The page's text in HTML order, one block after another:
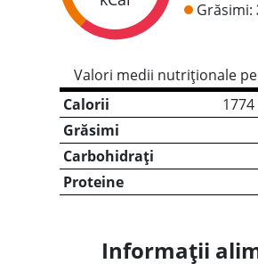
Grăsimi:
Valori medii nutriționale
Calorii
Grăsimi
Carbohidrați
Proteine
Informații